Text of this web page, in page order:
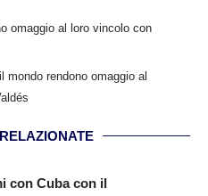
omaggio al loro vincolo con
mondo rendono omaggio al
con Cuba con il